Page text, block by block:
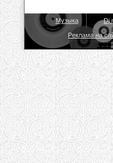
Музыка Dj
Реклама на